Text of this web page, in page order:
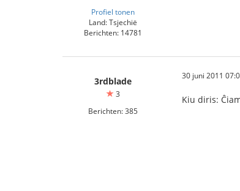
Profiel tonen
Land: Tsjechië
Berichten: 14781
3rdblade
3
Berichten: 385
30 juni 2011
Kiu diris: